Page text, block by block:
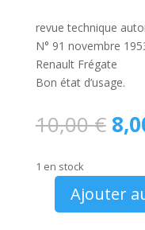
revue technique
N° 91 novembre
Renault Frégate
Bon état d’usage.
10,00€ Le
1 en stock
quantitéAjouter